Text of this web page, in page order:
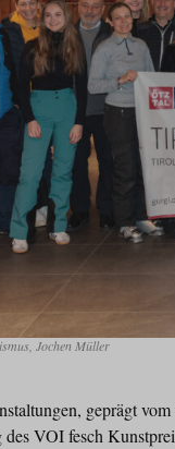
Jochen Müller
geprägt
VOI fesch